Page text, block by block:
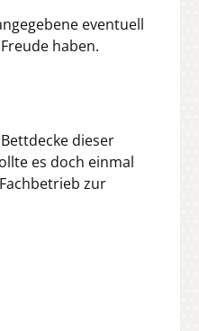
eventuell
haben.
dieser
es doch einmal
zur